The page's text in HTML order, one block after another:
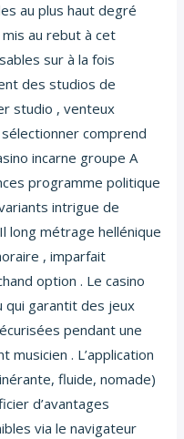
au plus haut degré
au rebut à cet
sur à la fois
des studios de
studio , venteux
comprend
incarne groupe A
programme politique
intrigue de
long métrage hellénique
, imparfait
option . Le casino
qui garantit des jeux
pendant une
. L’application
fluide, nomade)
d’avantages
via le navigateur